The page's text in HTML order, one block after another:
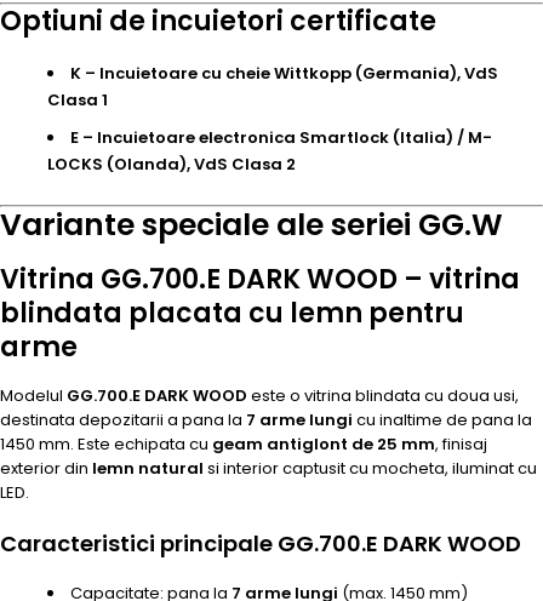
Optiuni de incuietori certificate
K – Incuietoare cu cheie Wittkopp (Germania), VdS
Clasa 1
E – Incuietoare electronica Smartlock (Italia) / M-
LOCKS (Olanda), VdS Clasa 2
Variante speciale ale seriei GG.W
Vitrina GG.700.E DARK WOOD – vitrina
blindata placata cu lemn pentru
arme
Modelul GG.700.E DARK WOOD este o vitrina blindata cu doua usi,
destinata depozitarii a pana la 7 arme lungi cu inaltime de pana la
1450 mm. Este echipata cu geam antiglont de 25 mm, finisaj
exterior din lemn natural si interior captusit cu mocheta, iluminat cu
LED.
Caracteristici principale GG.700.E DARK WOOD
Capacitate: pana la 7 arme lungi (max. 1450 mm)